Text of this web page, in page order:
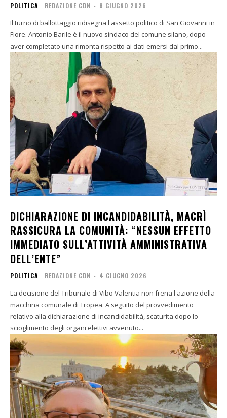
POLITICA REDAZIONE CDN - 8 GIUGNO 2026
Il turno di ballottaggio ridisegna l'assetto politico di San Giovanni in
Fiore. Antonio Barile è il nuovo sindaco del comune silano, dopo
aver completato una rimonta rispetto ai dati emersi dal primo...
DICHIARAZIONE DI INCANDIDABILITÀ, MACRÌ
RASSICURA LA COMUNITÀ: “NESSUN EFFETTO
IMMEDIATO SULL’ATTIVITÀ AMMINISTRATIVA
DELL’ENTE”
POLITICA REDAZIONE CDN - 4 GIUGNO 2026
La decisione del Tribunale di Vibo Valentia non frena l'azione della
macchina comunale di Tropea. A seguito del provvedimento
relativo alla dichiarazione di incandidabilità, scaturita dopo lo
scioglimento degli organi elettivi avvenuto...